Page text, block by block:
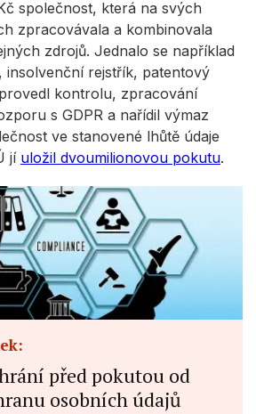
společnost, která na svých
zpracovávala a kombinovala
zdrojů. Jednalo se například
insolvenční rejstřík, patentový
kontrolu, zpracování
s GDPR a nařídil výmaz
ve stanovené lhůtě údaje
jí uložil dvoumilionovou pokutu.
před pokutou od
osobních údajů